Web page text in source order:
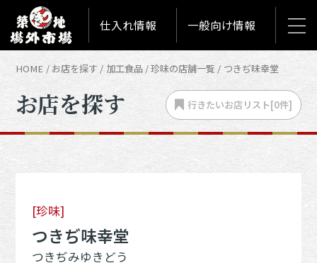
仕入れ情報 一般向け情報
HOME お店を探す 加工食品 珍味の店舗一覧 つきぢ味幸堂
お店を探す 行きたいお店リスト[0件]
[珍味]
つきぢ味幸堂
つきぢみゆきどう